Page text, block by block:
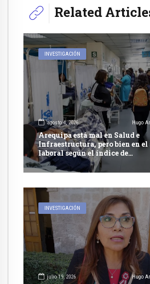
Related
INVESTIGACIÓN
agosto 4, 2026 Hugo
Arequipa está mal en Salud e
Infraestructura, pero bien en el
laboral según el índice de
competitividad regional 2026
INVESTIGACIÓN
julio 19, 2026 Hugo